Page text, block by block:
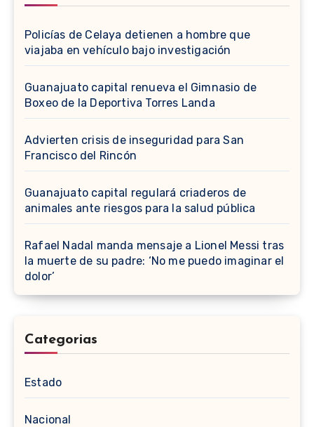
Policías de Celaya detienen a hombre que
viajaba en vehículo bajo investigación
Guanajuato capital renueva el Gimnasio de
Boxeo de la Deportiva Torres Landa
Advierten crisis de inseguridad para San
Francisco del Rincón
Guanajuato capital regulará criaderos de
animales ante riesgos para la salud pública
Rafael Nadal manda mensaje a Lionel Messi tras
la muerte de su padre: ‘No me puedo imaginar el
dolor’
Categorias
Estado
Nacional